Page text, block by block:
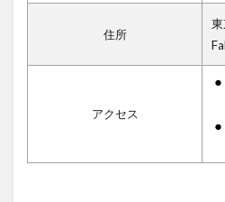
住所
アクセス